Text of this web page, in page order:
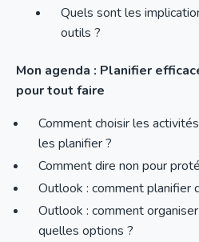
Quels sont les
outils ?
Mon agenda : Planifier
pour tout faire
Comment choisir les
les planifier ?
Comment dire non pour
Outlook : comment planifier
Outlook : comment
quelles options ?